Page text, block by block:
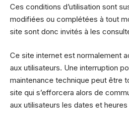
Ces conditions d’utilisation sont
modifiées ou complétées à tout
site sont donc invités à les
Ce site internet est normalement
aux utilisateurs. Une interruption
maintenance technique peut être
site qui s’efforcera alors de
aux utilisateurs les dates et heures